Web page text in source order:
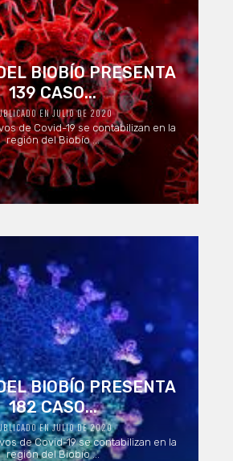
BIOBÍO PRESENTA
139 CASO...
EN JULIO DE 2020
de Covid-19 se contabilizan en la
región del Biobío ...
BIOBÍO PRESENTA
182 CASO...
EN JULIO DE 2020
de Covid-19 se contabilizan en la
región del Biobío ...